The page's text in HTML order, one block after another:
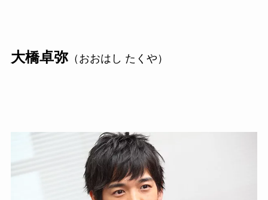
大橋卓弥（おおはし たくや）